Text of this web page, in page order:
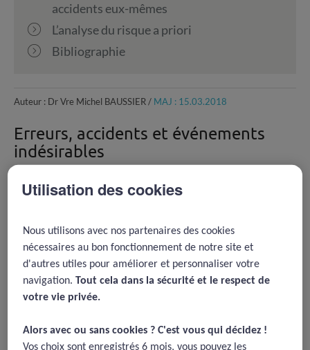
accidents eux-mêmes
L’analyse du risque a priori
Bibliographie
Auteur : Dr Vre Michel BAUSSIER / MAJ : 15.03.2018
Erreurs, accidents et événements
indésirables
Nous partons nécessairement des expériences vécues,
c’est à dire des événements. Les situations idéales ne
l’activité humaine est jalonnée d’erreurs et d’accidents
qui sont autant de dysfonctionnements qu’en médecine,
en médecine vétérinaire pour ce qui nous préoccupe,
qu’il faut s’attacher à empêcher. On isole ainsi par
l’analyse les erreurs évitables. L’erreur n’est pas
ayant pour objectif la prévention des événements
Utilisation des cookies
Nous utilisons avec nos partenaires des cookies
nécessaires au bon fonctionnement de notre site et
d'autres utiles pour améliorer et personnaliser votre
navigation.Tout cela dans la sécurité et le respect de
votre vie privée.​
Alors avec ou sans cookies ? C'est vous qui décidez !​
Vos choix sont enregistrés 6 mois, vous pouvez les